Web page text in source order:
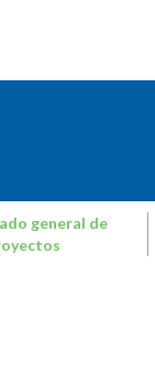
general de